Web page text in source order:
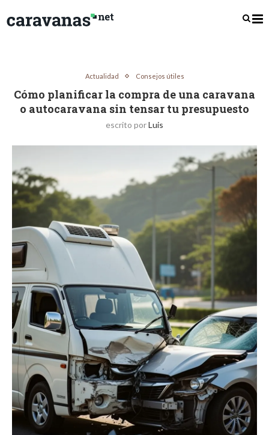
Actualidad Consejos útiles
Cómo planificar la compra de una caravana
o autocaravana sin tensar tu presupuesto
escrito porLuis